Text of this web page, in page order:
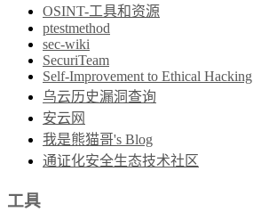
OSINT-工具和资源
ptestmethod
sec-wiki
SecuriTeam
Self-Improvement to Ethical Hacking
乌云历史漏洞查询
安云网
我是熊猫哥's Blog
通证化安全生态技术社区
工具